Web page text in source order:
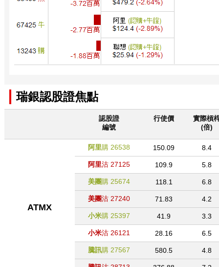
瑞銀認股證焦點
認股證
編號
行使價
實際槓
(倍)
ATMX
阿里購 26538 150.09 8.4
阿里沽 27125 109.9 5.8
美團購 25674 118.1 6.8
美團沽 27240 71.83 4.2
小米購 25397 41.9 3.3
小米沽 26121 28.16 6.5
騰訊購 27567 580.5 4.8